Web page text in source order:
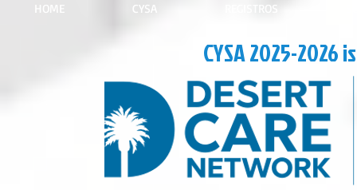
HOME CYSA REGISTROS
CYSA 2025-2026